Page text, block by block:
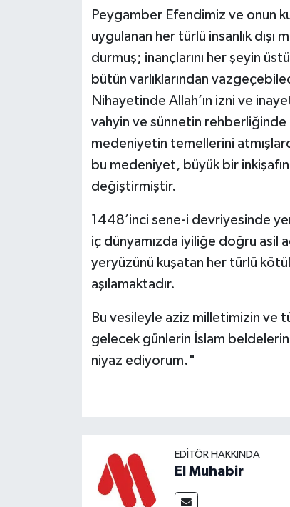
Peygamber Efendimiz ve onun
uygulanan her türlü insanlık dışı
durmuş; inançlarını her şeyin
bütün varlıklarından
Nihayetinde Allah’ın izni ve
vahyin ve sünnetin
medeniyetin temellerini
bu medeniyet, büyük bir
değiştirmiştir.
1448’inci sene-i devriyesinde
iç dünyamızda iyiliğe doğru asil
yeryüzünü kuşatan her türlü
aşılamaktadır.
Bu vesileyle aziz milletimizin ve
gelecek günlerin İslam
niyaz ediyorum."
EDITÖR HAKKINDA
El Muhabir